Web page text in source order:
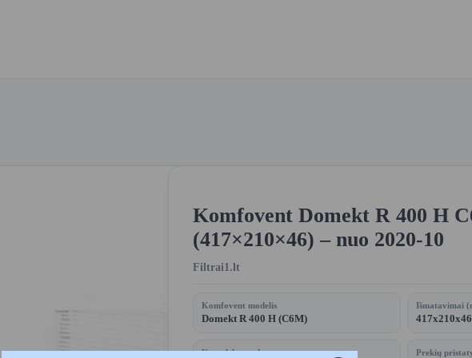
Komfovent Domekt R 400 H
(417×210×46) – nuo 2020-10
Filtrai1.lt
Komfovent modelis
Domekt R 400 H (C6M)
Išmatavimai
417x210x46
Komplektą sudaro Prekių